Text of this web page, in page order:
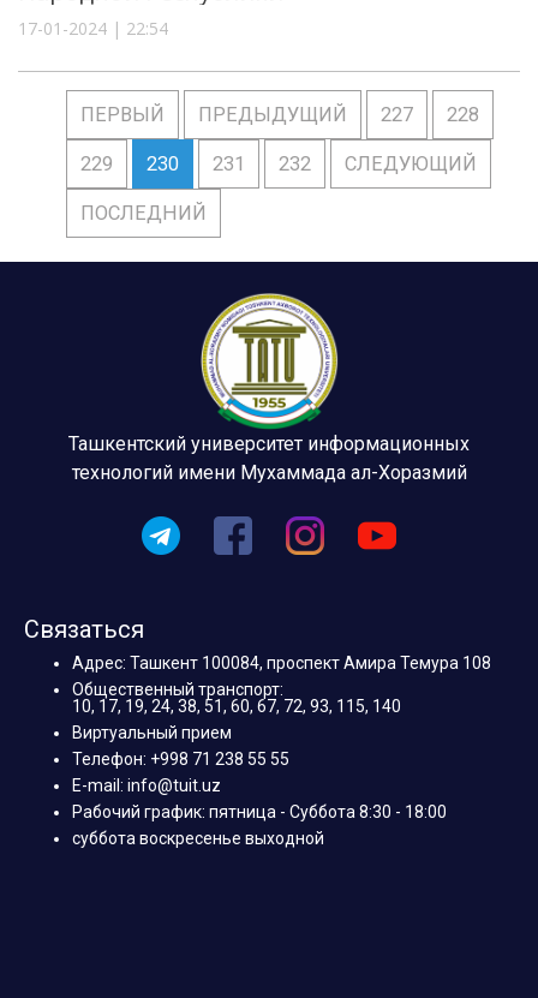
17-01-2024 | 22:54
ПЕРВЫЙ ПРЕДЫДУЩИЙ 227 228
229 230 231 232 СЛЕДУЮЩИЙ
ПОСЛЕДНИЙ
Ташкентский университет информационных
технологий имени Мухаммада ал-Хоразмий
Связаться
Адрес: Ташкент 100084, проспект Амира Темура 108
Общественный транспорт:
10, 17, 19, 24, 38, 51, 60, 67, 72, 93, 115, 140
Виртуальный прием
Телефон: +998 71 238 55 55
E-mail: info@tuit.uz
Рабочий график: пятница - Суббота 8:30 - 18:00
суббота воскресенье выходной